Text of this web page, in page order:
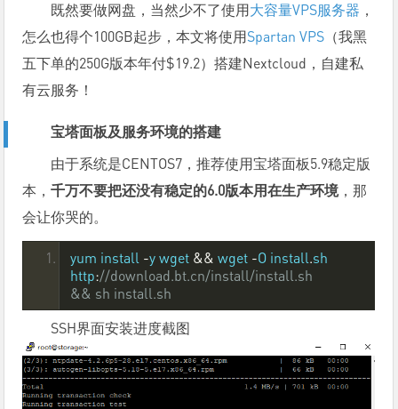
既然要做网盘，当然少不了使用大容量VPS服务器 ，
怎么也得个100GB起步，本文将使用Spartan VPS （我黑
五下单的250G版本年付$19.2）搭建Nextcloud，自建私
有云服务！
宝塔面板及服务环境的搭建
由于系统是CENTOS7，推荐使用宝塔面板5.9稳定版
本，千万不要把还没有稳定的6.0版本用在生产环境，那
会让你哭的。
yum install -y wget && wget -O install.sh
http://download.bt.cn/install/install.sh
&& sh install.sh
SSH界面安装进度截图